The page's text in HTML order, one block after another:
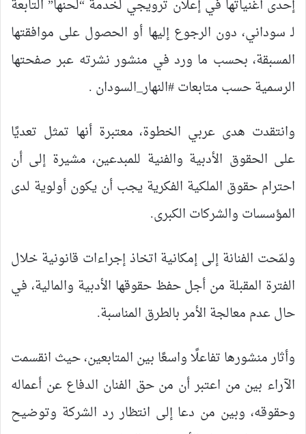
إحدى أغنياتها في إعلان ترويجي لخدمة “لحنها” التابعة
لـ سوداني، دون الرجوع إليها أو الحصول على موافقتها
المسبقة، بحسب ما ورد في منشور نشرته عبر صفحتها
الرسمية حسب متابعات #النهار_السودان .
وانتقدت هدى عربي الخطوة، معتبرة أنها تمثل تعديًا
على الحقوق الأدبية والفنية للمبدعين، مشيرة إلى أن
احترام حقوق الملكية الفكرية يجب أن يكون أولوية لدى
المؤسسات والشركات الكبرى.
ولمّحت الفنانة إلى إمكانية اتخاذ إجراءات قانونية خلال
الفترة المقبلة من أجل حفظ حقوقها الأدبية والمالية، في
حال عدم معالجة الأمر بالطرق المناسبة.
وأثار منشورها تفاعلًا واسعًا بين المتابعين، حيث انقسمت
الآراء بين من اعتبر أن من حق الفنان الدفاع عن أعماله
وحقوقه، وبين من دعا إلى انتظار رد الشركة وتوضيح